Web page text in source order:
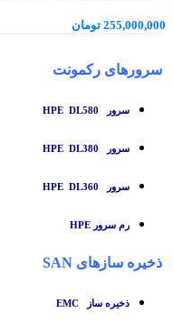
255,000,000 تومان
سرورهای رکمونت
سرور HPE DL580
سرور HPE DL380
سرور HPE DL360
رم سرور HPE
ذخیره سازهای SAN
ذخیره ساز